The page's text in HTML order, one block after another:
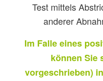
Test mittels
anderer
Im Falle eines
können Sie
vorgeschrieben)